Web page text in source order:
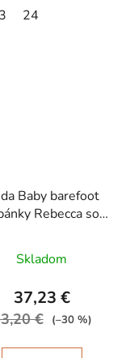
24
Baby barefoot
Rebecca so
Skladom
37,23 €
€ (–30 %)